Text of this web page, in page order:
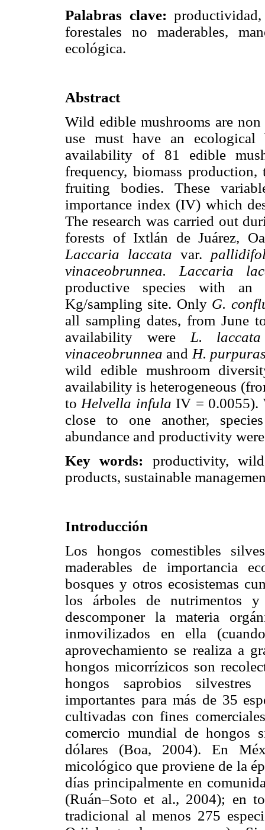
Palabras clave:
forestales no maderables,
ecológica.
Abstract
Wild edible mushrooms are
use must have an
availability of 81 edible
frequency, biomass
fruiting bodies. These
importance index (IV) which
The research was carried out
forests of Ixtlán de Juárez,
Laccaria laccata var.
vinaceobrunnea. Laccaria
productive species with
Kg/sampling site. Only G.
all sampling dates, from June
availability were L.
vinaceobrunnea and H.
wild edible mushroom
availability is heterogeneous
to Helvella infula IV = 0.0055).
close to one another,
abundance and productivity
Key words: productivity,
products, sustainable
Introducción
Los hongos comestibles
maderables de importancia
bosques y otros ecosistemas
los árboles de nutrimentos
descomponer la materia
inmovilizados en ella
aprovechamiento se realiza a
hongos micorrízicos son
hongos saprobios silvestres
importantes para más de 35
cultivadas con fines
comercio mundial de hongos
dólares (Boa, 2004). En
micológico que proviene de la
días principalmente en
(Ruán–Soto et al., 2004); en
tradicional al menos 275